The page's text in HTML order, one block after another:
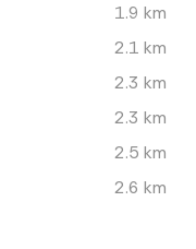
1.9 km
2.1 km
2.3 km
2.3 km
2.5 km
2.6 km